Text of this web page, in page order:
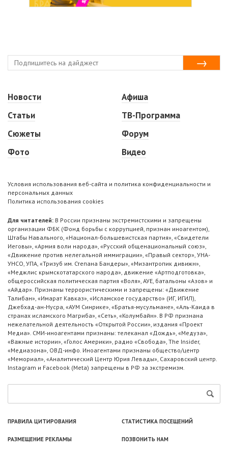
Новости
Статьи
Сюжеты
Фото
Афиша
ТВ-Программа
Форум
Видео
Условия использования веб-сайта и политика конфиденциальности и
персональных данных
Политика использования cookies
Для читателей: В России признаны экстремистскими и запрещены
организации ФБК (Фонд борьбы с коррупцией, признан иноагентом),
Штабы Навального, «Национал-большевистская партия», «Свидетели
Иеговы», «Армия воли народа», «Русский общенациональный союз»,
«Движение против нелегальной иммиграции», «Правый сектор», УНА-
УНСО, УПА, «Тризуб им. Степана Бандеры», «Мизантропик дивижн»,
«Меджлис крымскотатарского народа», движение «Артподготовка»,
общероссийская политическая партия «Воля», АУЕ, батальоны «Азов» и
«Айдар». Признаны террористическими и запрещены: «Движение
Талибан», «Имарат Кавказ», «Исламское государство» (ИГ, ИГИЛ),
Джебхад-ан-Нусра, «АУМ Синрике», «Братья-мусульмане», «Аль-Каида в
странах исламского Магриба», «Сеть», «Колумбайн». В РФ признана
нежелательной деятельность «Открытой России», издания «Проект
Медиа». СМИ-иноагентами признаны: телеканал «Дождь», «Медуза»,
«Важные истории», «Голос Америки», радио «Свобода», The Insider,
«Медиазона», ОВД-инфо. Иноагентами признаны общество/центр
«Мемориал», «Аналитический Центр Юрия Левады», Сахаровский центр.
Instagram и Facebook (Metа) запрещены в РФ за экстремизм.
ПРАВИЛА ЦИТИРОВАНИЯ СТАТИСТИКА ПОСЕЩЕНИЙ
РАЗМЕЩЕНИЕ РЕКЛАМЫ ПОЗВОНИТЬ НАМ